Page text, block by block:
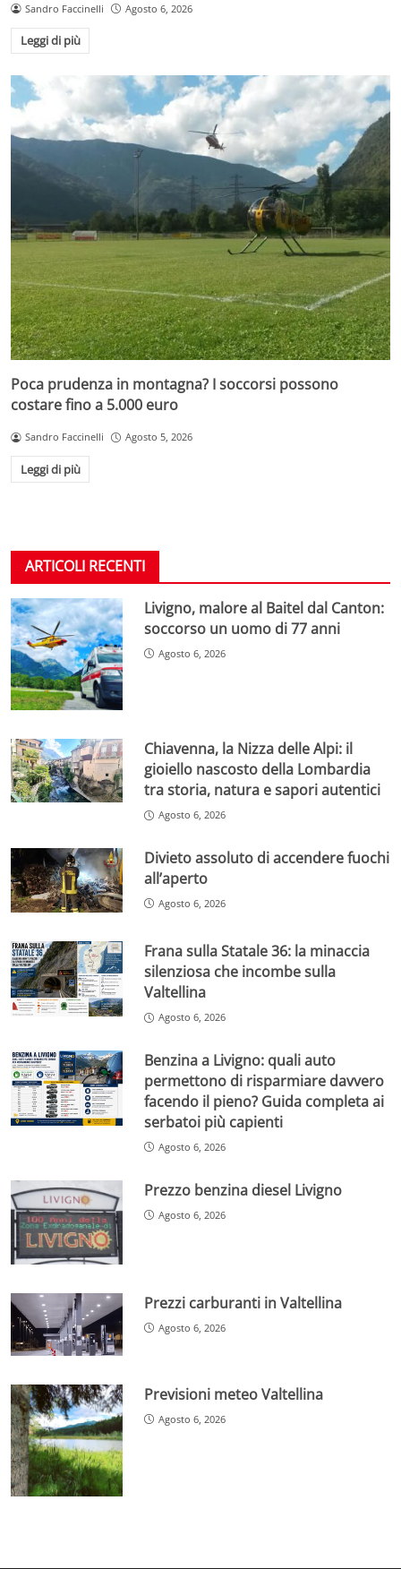
Sandro Faccinelli Agosto 6, 2026
Leggi di più
Poca prudenza in montagna? I soccorsi possono
costare fino a 5.000 euro
Sandro Faccinelli Agosto 5, 2026
Leggi di più
ARTICOLI RECENTI
Livigno, malore al Baitel dal Canton:
soccorso un uomo di 77 anni
Agosto 6, 2026
Chiavenna, la Nizza delle Alpi: il
gioiello nascosto della Lombardia
tra storia, natura e sapori autentici
Agosto 6, 2026
Divieto assoluto di accendere fuochi
all’aperto
Agosto 6, 2026
Frana sulla Statale 36: la minaccia
silenziosa che incombe sulla
Valtellina
Agosto 6, 2026
Benzina a Livigno: quali auto
permettono di risparmiare davvero
facendo il pieno? Guida completa ai
serbatoi più capienti
Agosto 6, 2026
Prezzo benzina diesel Livigno
Agosto 6, 2026
Prezzi carburanti in Valtellina
Agosto 6, 2026
Previsioni meteo Valtellina
Agosto 6, 2026